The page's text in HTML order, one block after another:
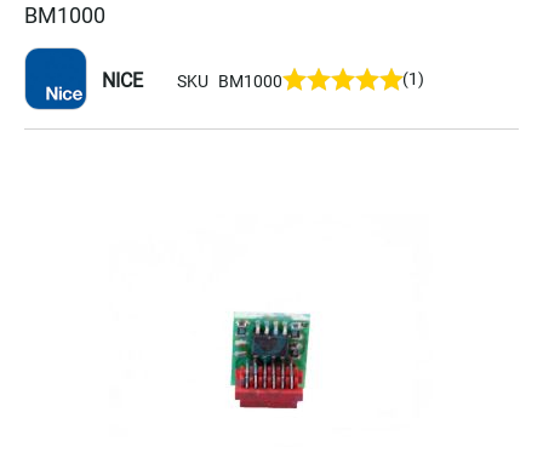
BM1000
NICE SKU BM1000 (1)